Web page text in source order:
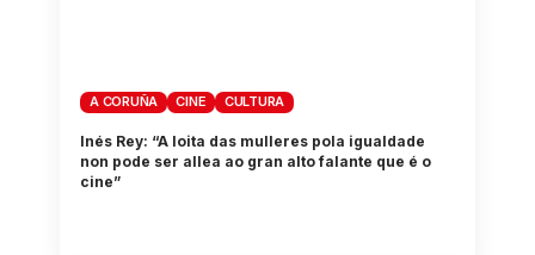
A CORUÑA CINE CULTURA
Inés Rey: “A loita das mulleres pola igualdade
non pode ser allea ao gran alto falante que é o
cine”